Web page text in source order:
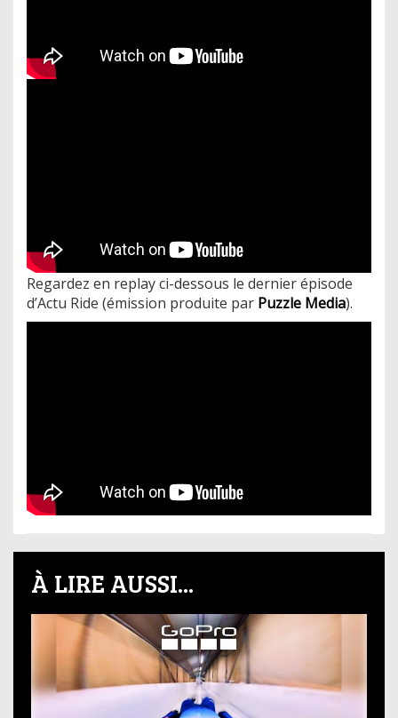
Regardez en replay ci-dessous le dernier épisode
d’Actu Ride (émission produite par Puzzle Media).
À LIRE AUSSI...